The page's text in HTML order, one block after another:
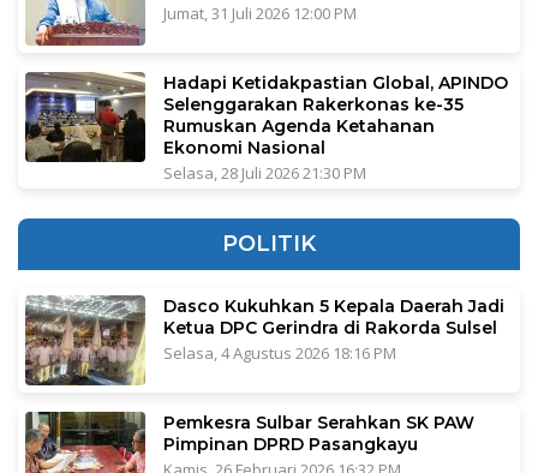
Jumat, 31 Juli 2026 12:00 PM
Hadapi Ketidakpastian Global, APINDO
Selenggarakan Rakerkonas ke-35
Rumuskan Agenda Ketahanan
Ekonomi Nasional
Selasa, 28 Juli 2026 21:30 PM
POLITIK
Dasco Kukuhkan 5 Kepala Daerah Jadi
Ketua DPC Gerindra di Rakorda Sulsel
Selasa, 4 Agustus 2026 18:16 PM
Pemkesra Sulbar Serahkan SK PAW
Pimpinan DPRD Pasangkayu